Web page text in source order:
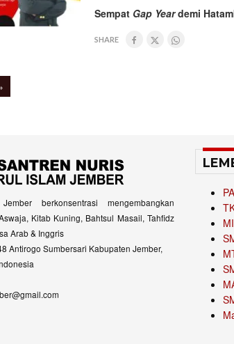
Sempat Gap Yeardemi
SHARE
berkonsentrasi mengembangkan
Kitab Kuning, Bahtsul Masail, Tahfidz
Arab & Inggris
Antirogo Sumbersari Kabupaten Jember,